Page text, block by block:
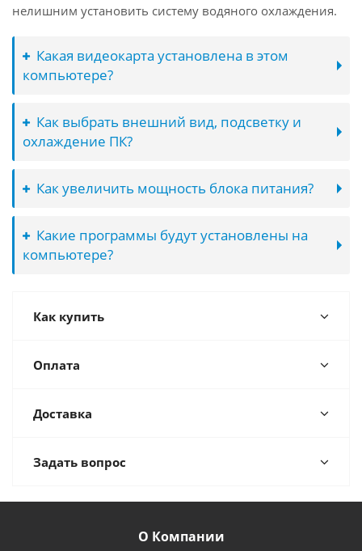
нелишним установить систему водяного охлаждения.
Какая видеокарта установлена в этом
компьютере?
Как выбрать внешний вид, подсветку и
охлаждение ПК?
Как увеличить мощность блока питания?
Какие программы будут установлены на
компьютере?
Как купить
Оплата
Доставка
Задать вопрос
О Компании